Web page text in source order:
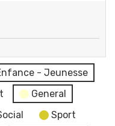
- Jeunesse
General
Sport